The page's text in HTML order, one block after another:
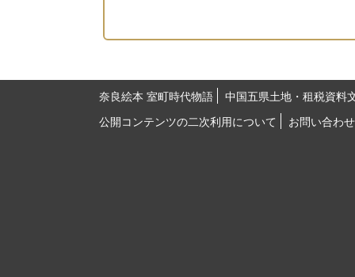
奈良絵本 室町時代物語
中国五県土地・租税資料
公開コンテンツの二次利用について
お問い合わせ